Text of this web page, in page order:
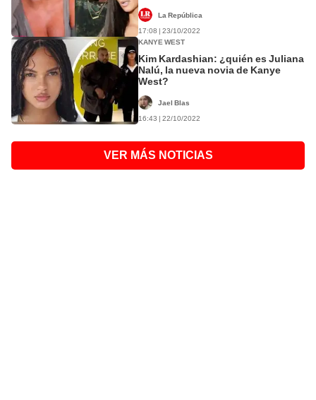
La República
17:08 | 23/10/2022
KANYE WEST
Kim Kardashian: ¿quién es Juliana
Nalú, la nueva novia de Kanye
West?
Jael Blas
16:43 | 22/10/2022
VER MÁS NOTICIAS